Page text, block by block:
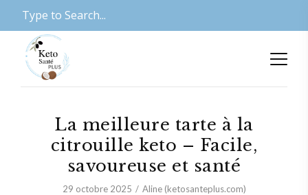
La meilleure tarte à la
citrouille keto – Facile,
savoureuse et santé
29 octobre 2025 Aline (ketosanteplus.com)